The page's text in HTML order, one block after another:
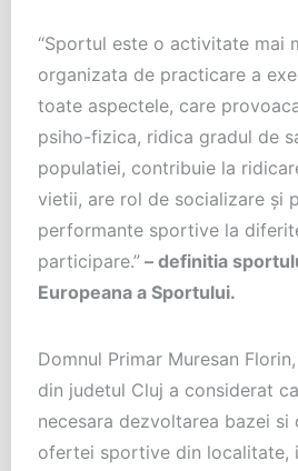
“Sportul este o activitate mai
organizata de practicare a
toate aspectele, care
psiho-fizica, ridica gradul de
populatiei, contribuie la
vietii, are rol de socializare şi
performante sportive la
participare.” – definitia
Europeana a Sportului.
Domnul Primar Muresan
din judetul Cluj a considerat
necesara dezvoltarea bazei si
ofertei sportive din localitate,